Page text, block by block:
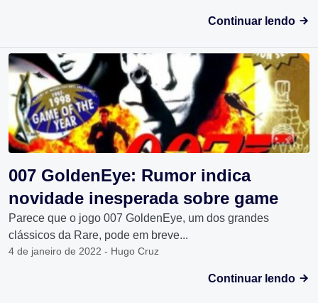
Continuar lendo
007 GoldenEye: Rumor indica
novidade inesperada sobre game
Parece que o jogo 007 GoldenEye, um dos grandes
clássicos da Rare, pode em breve...
4 de janeiro de 2022 - Hugo Cruz
Continuar lendo